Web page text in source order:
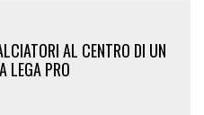
AL CENTRO DI UN
LEGA PRO